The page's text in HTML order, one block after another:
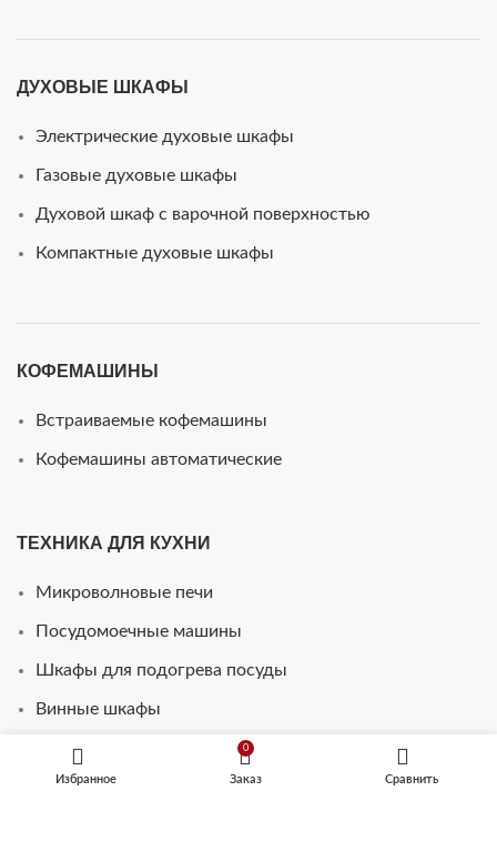
ДУХОВЫЕ ШКАФЫ
Электрические духовые шкафы
Газовые духовые шкафы
Духовой шкаф с варочной поверхностью
Компактные духовые шкафы
КОФЕМАШИНЫ
Встраиваемые кофемашины
Кофемашины автоматические
ТЕХНИКА ДЛЯ КУХНИ
Микроволновые печи
Посудомоечные машины
Шкафы для подогрева посуды
Винные шкафы
Стиральные машины
Телевизоры для кухни
Избранное
0
Заказ Сравнить